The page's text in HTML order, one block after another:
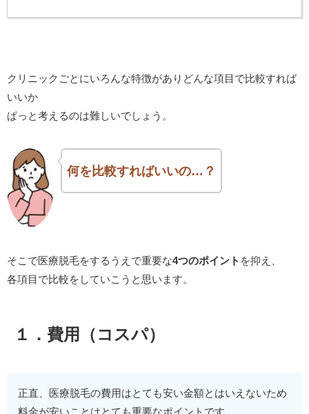
クリニックごとにいろんな特徴がありどんな項目で比較すれば
いいか
ぱっと考えるのは難しいでしょう。
何を比較すればいいの…？
そこで医療脱毛をするうえで重要な4つのポイント を抑え、
各項目で比較をしていこうと思います。
１．費用（コスパ）
正直、医療脱毛の費用はとても安い金額とはいえないため